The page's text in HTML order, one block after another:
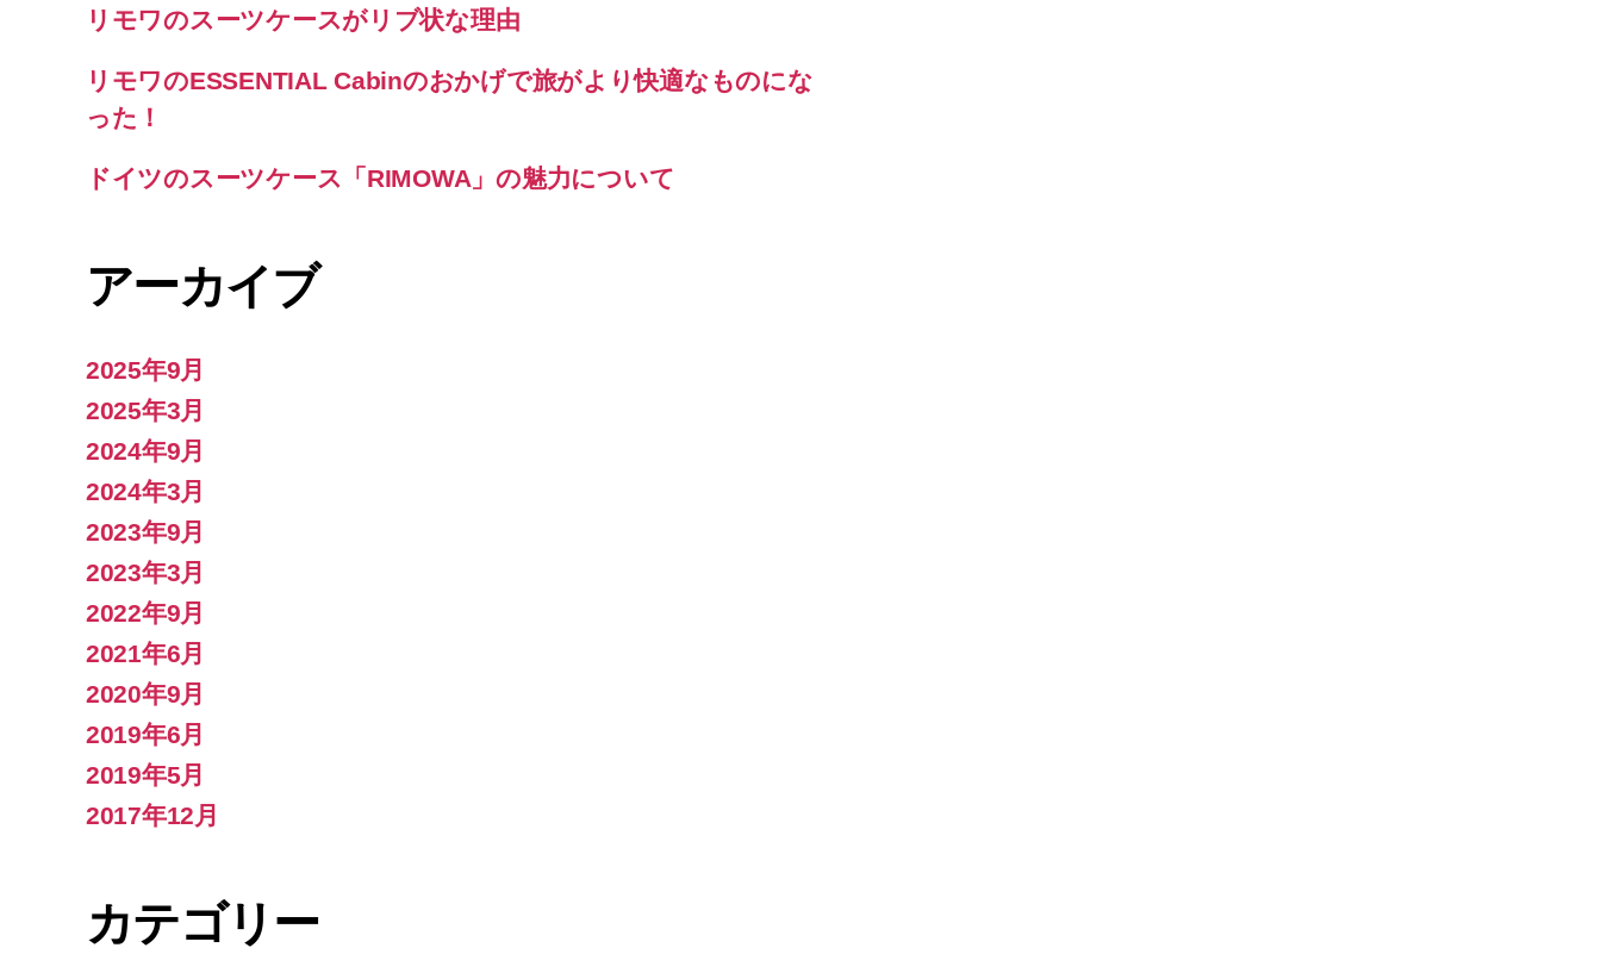
リモワのスーツケースがリブ状な理由
リモワのESSENTIAL Cabinのおかげで旅がより快適なものにな
った！
ドイツのスーツケース「RIMOWA」の魅力について
アーカイブ
2025年9月
2025年3月
2024年9月
2024年3月
2023年9月
2023年3月
2022年9月
2021年6月
2020年9月
2019年6月
2019年5月
2017年12月
カテゴリー